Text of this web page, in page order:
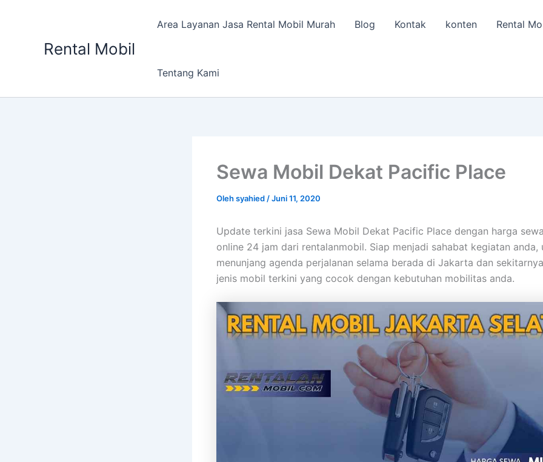
Rental Mobil
Area Layanan Jasa Rental Mobil Murah Blog Kontak konten Rental
Tentang Kami
Sewa Mobil Dekat Pacific Place
Olehsyahied /Juni 11, 2020
Update terkini jasa Sewa Mobil Dekat Pacific Place dengan harga
online 24 jam dari rentalanmobil. Siap menjadi sahabat kegiatan anda,
menunjang agenda perjalanan selama berada di Jakarta dan
jenis mobil terkini yang cocok dengan kebutuhan mobilitas anda.